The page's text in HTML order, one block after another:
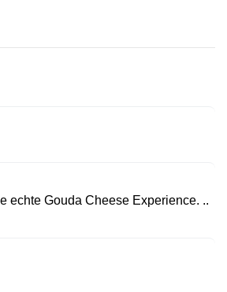
echte Gouda Cheese Experience. ..